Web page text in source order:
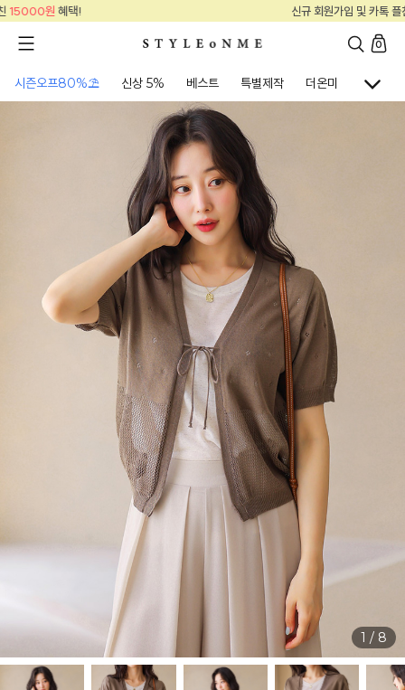
신규 회원가입 및 카톡 플친
0
시즌오프80%⛱ 신상 5% 베스트 특별제작 더온미 골프웨어
1 / 8